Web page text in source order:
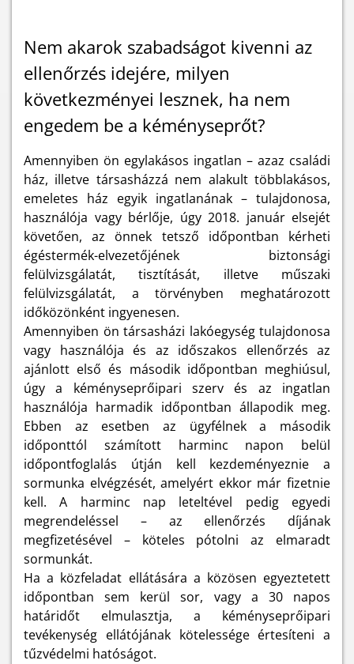
Nem akarok szabadságot kivenni az
ellenőrzés idejére, milyen
következményei lesznek, ha nem
engedem be a kéményseprőt?
Amennyiben ön egylakásos ingatlan – azaz családi
ház, illetve társasházzá nem alakult többlakásos,
emeletes ház egyik ingatlanának – tulajdonosa,
használója vagy bérlője, úgy 2018. január elsejét
követően, az önnek tetsző időpontban kérheti
égéstermék-elvezetőjének biztonsági
felülvizsgálatát, tisztítását, illetve műszaki
felülvizsgálatát, a törvényben meghatározott
időközönként ingyenesen.
Amennyiben ön társasházi lakóegység tulajdonosa
vagy használója és az időszakos ellenőrzés az
ajánlott első és második időpontban meghiúsul,
úgy a kéményseprőipari szerv és az ingatlan
használója harmadik időpontban állapodik meg.
Ebben az esetben az ügyfélnek a második
időponttól számított harminc napon belül
időpontfoglalás útján kell kezdeményeznie a
sormunka elvégzését, amelyért ekkor már fizetnie
kell. A harminc nap leteltével pedig egyedi
megrendeléssel – az ellenőrzés díjának
megfizetésével – köteles pótolni az elmaradt
sormunkát.
Ha a közfeladat ellátására a közösen egyeztetett
időpontban sem kerül sor, vagy a 30 napos
határidőt elmulasztja, a kéményseprőipari
tevékenység ellátójának kötelessége értesíteni a
tűzvédelmi hatóságot.